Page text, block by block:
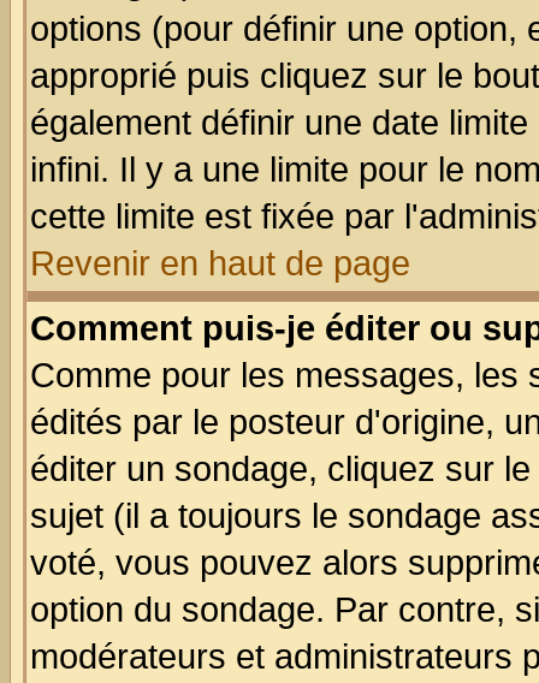
options (pour définir une option,
approprié puis cliquez sur le
également définir une date
infini. Il y a une limite pour le
cette limite est fixée par
Revenir en haut de page
Comment puis-je éditer ou
Comme pour les messages, les
édités par le posteur d'origine,
éditer un sondage, cliquez sur
sujet (il a toujours le sondage
voté, vous pouvez alors
option du sondage. Par contre,
modérateurs et administrateurs